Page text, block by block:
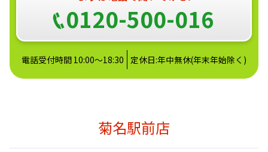
0120-500-016
電話受付時間 10:00～18:30 定休日:年中無休(年末年始除く)
菊名駅前店